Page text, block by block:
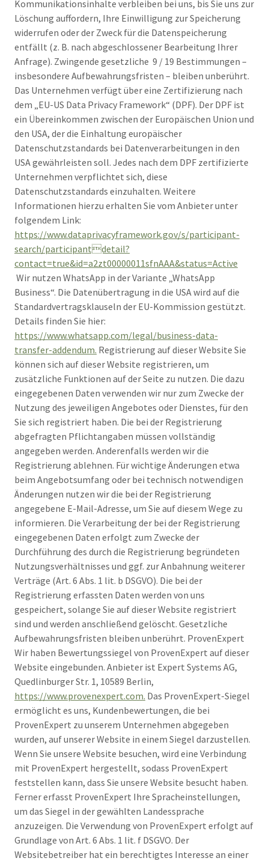
Kommunikationsinhalte verbleiben bei uns, bis Sie uns zur
Löschung auffordern, Ihre Einwilligung zur Speicherung
widerrufen oder der Zweck für die Datenspeicherung
entfällt (z. B. nach abgeschlossener Bearbeitung Ihrer
Anfrage). Zwingende gesetzliche 9 / 19 Bestimmungen –
insbesondere Aufbewahrungsfristen – bleiben unberührt.
Das Unternehmen verfügt über eine Zertifizierung nach
dem „EU-US Data Privacy Framework“ (DPF). Der DPF ist
ein Übereinkommen zwischen der Europäischen Union und
den USA, der die Einhaltung europäischer
Datenschutzstandards bei Datenverarbeitungen in den
USA gewährleisten soll. Jedes nach dem DPF zertifizierte
Unternehmen verpflichtet sich, diese
Datenschutzstandards einzuhalten. Weitere
Informationen hierzu erhalten Sie vom Anbieter unter
folgendem Link:
https://www.dataprivacyframework.gov/s/participant-
search/participantdetail?
contact=true&id=a2zt00000011sfnAAA&status=Active
Wir nutzen WhatsApp in der Variante „WhatsApp
Business“. Die Datenübertragung in die USA wird auf die
Standardvertragsklauseln der EU-Kommission gestützt.
Details finden Sie hier:
https://www.whatsapp.com/legal/business-data-
transfer-addendum. Registrierung auf dieser Website Sie
können sich auf dieser Website registrieren, um
zusätzliche Funktionen auf der Seite zu nutzen. Die dazu
eingegebenen Daten verwenden wir nur zum Zwecke der
Nutzung des jeweiligen Angebotes oder Dienstes, für den
Sie sich registriert haben. Die bei der Registrierung
abgefragten Pflichtangaben müssen vollständig
angegeben werden. Anderenfalls werden wir die
Registrierung ablehnen. Für wichtige Änderungen etwa
beim Angebotsumfang oder bei technisch notwendigen
Änderungen nutzen wir die bei der Registrierung
angegebene E-Mail-Adresse, um Sie auf diesem Wege zu
informieren. Die Verarbeitung der bei der Registrierung
eingegebenen Daten erfolgt zum Zwecke der
Durchführung des durch die Registrierung begründeten
Nutzungsverhältnisses und ggf. zur Anbahnung weiterer
Verträge (Art. 6 Abs. 1 lit. b DSGVO). Die bei der
Registrierung erfassten Daten werden von uns
gespeichert, solange Sie auf dieser Website registriert
sind und werden anschließend gelöscht. Gesetzliche
Aufbewahrungsfristen bleiben unberührt. ProvenExpert
Wir haben Bewertungssiegel von ProvenExpert auf dieser
Website eingebunden. Anbieter ist Expert Systems AG,
Quedlinburger Str. 1, 10589 Berlin,
https://www.provenexpert.com. Das ProvenExpert-Siegel
ermöglicht es uns, Kundenbewertungen, die bei
ProvenExpert zu unserem Unternehmen abgegeben
wurden, auf unserer Website in einem Siegel darzustellen.
Wenn Sie unsere Website besuchen, wird eine Verbindung
mit ProvenExpert hergestellt, sodass ProvenExpert
feststellen kann, dass Sie unsere Website besucht haben.
Ferner erfasst ProvenExpert Ihre Spracheinstellungen,
um das Siegel in der gewählten Landessprache
anzuzeigen. Die Verwendung von ProvenExpert erfolgt auf
Grundlage von Art. 6 Abs. 1 lit. f DSGVO. Der
Websitebetreiber hat ein berechtigtes Interesse an einer